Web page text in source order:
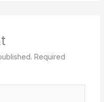
Required